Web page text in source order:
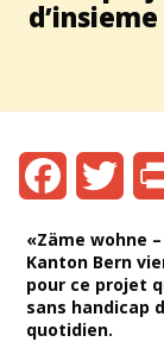
«Zäme wohne
Kanton Bern
pour ce projet
sans handicap
quotidien.